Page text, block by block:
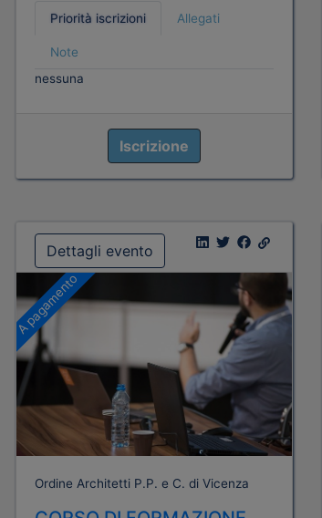
Priorità iscrizioni Allegati
Note
nessuna
Iscrizione
Dettagli evento
A pagamento
Ordine Architetti P.P. e C. di Vicenza